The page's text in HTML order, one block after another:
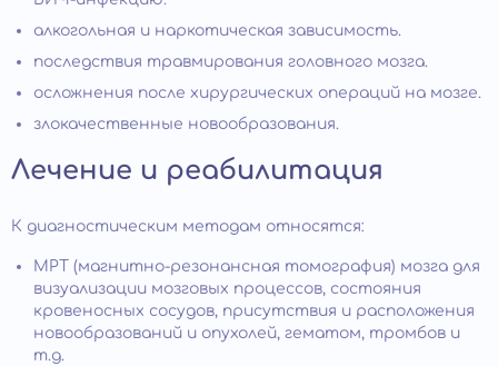
алкогольная и наркотическая зависимость.
последствия травмирования головного мозга.
осложнения после хирургических операций на мозге.
злокачественные новообразования.
Лечение и реабилитация
К диагностическим методам относятся:
МРТ (магнитно-резонансная томография) мозга для
визуализации мозговых процессов, состояния
кровеносных сосудов, присутствия и расположения
новообразований и опухолей, гематом, тромбов и
т.д.